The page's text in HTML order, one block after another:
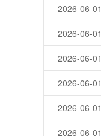
2026-06-01
2026-06-01
2026-06-01
2026-06-01
2026-06-01
2026-06-01